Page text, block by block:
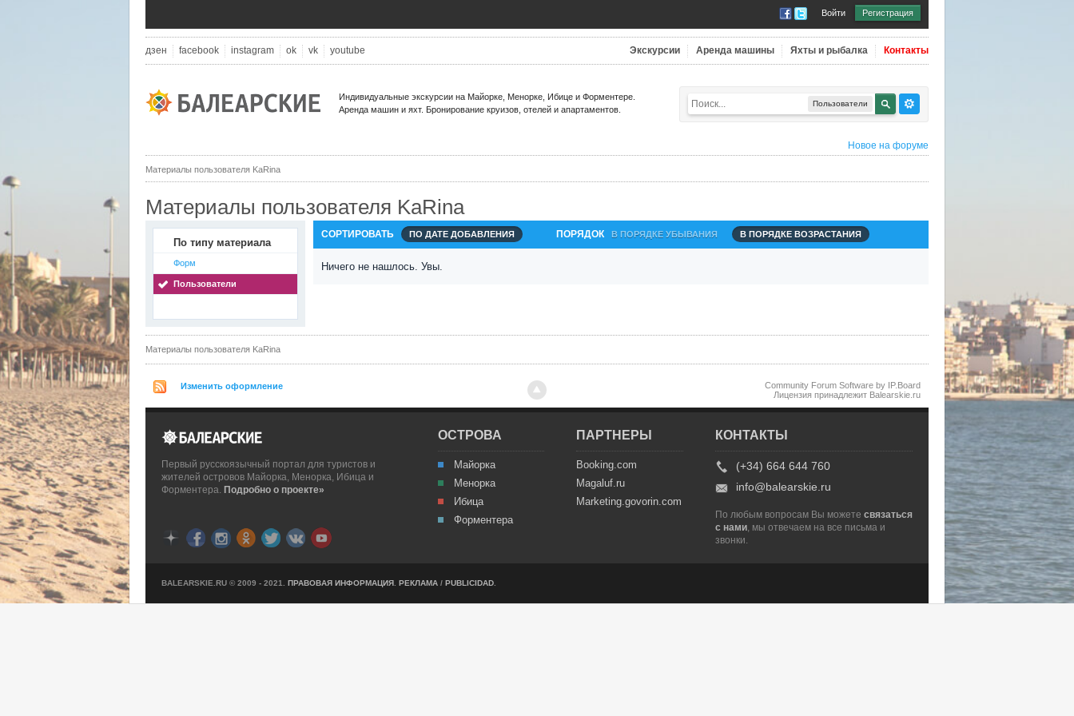
Войти Регистрация
дзен facebook instagram ok vk youtube Экскурсии Аренда машины Яхты и рыбалка Контакты
Индивидуальные экскурсии на Майорке, Менорке, Ибице и Форментере.
Аренда машин и яхт. Бронирование круизов, отелей и апартаментов.
Пользователи
Новое на форуме
Материалы пользователя KaRina
Материалы пользователя KaRina
По типу материала
Форм
Пользователи
СОРТИРОВАТЬ ПО ДАТЕ ДОБАВЛЕНИЯ ПОРЯДОК В ПОРЯДКЕ УБЫВАНИЯ В ПОРЯДКЕ ВОЗРАСТАНИЯ
Ничего не нашлось. Увы.
Материалы пользователя KaRina
Изменить оформление
Community Forum Software by IP.Board
Лицензия принадлежит Balearskie.ru
Первый русскоязычный портал для туристов и
жителей островов Майорка, Менорка, Ибица и
Форментера. Подробно о проекте»
ОСТРОВА
Майорка
Менорка
Ибица
Форментера
ПАРТНЕРЫ
Booking.com
Magaluf.ru
Marketing.govorin.com
КОНТАКТЫ
(+34) 664 644 760
info@balearskie.ru
По любым вопросам Вы можете связаться
с нами , мы отвечаем на все письма и
звонки.
BALEARSKIE.RU © 2009 - 2021. ПРАВОВАЯ ИНФОРМАЦИЯ РЕКЛАМА / PUBLICIDAD